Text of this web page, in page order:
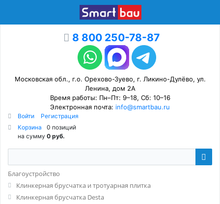
8 800 250-78-87
Московская обл., г.о. Орехово-Зуево, г. Ликино-Дулёво, ул.
Ленина, дом 2А
Время работы: Пн–Пт: 9–18, Сб: 10–16
Электронная почта: info@smartbau.ru
Войти
Регистрация
Корзина
0 позиций
на сумму 0 руб.
Благоустройство
Клинкерная брусчатка и тротуарная плитка
Клинкерная брусчатка Desta